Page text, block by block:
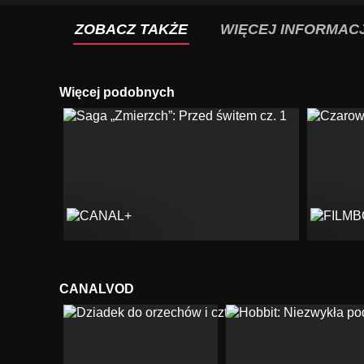
ZOBACZ TAKŻE WIĘCEJ
Więcej podobnych
CANALVOD